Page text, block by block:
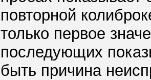
повторной
только первое
последующих
быть причина